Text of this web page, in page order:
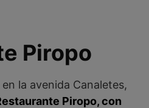
Piropo
la avenida Canaletes,
Piropo, con